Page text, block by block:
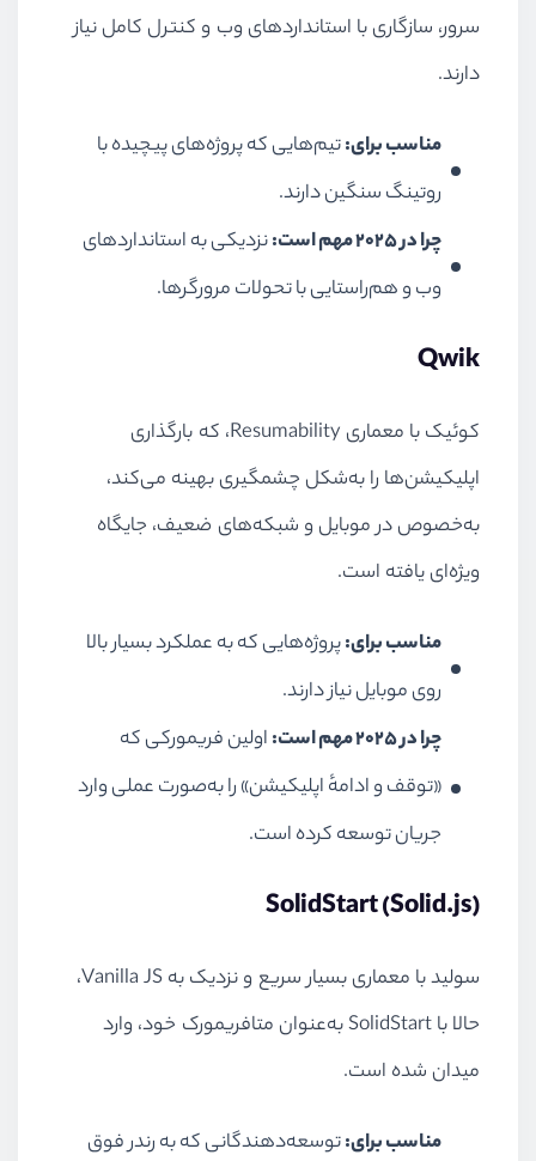
سرور، سازگاری با استانداردهای وب و کنترل کامل نیاز
دارند.
مناسب برای:تیم‌هایی که پروژه‌های پیچیده با
روتینگ سنگین دارند.
چرا در ۲۰۲۵ مهم است:
نزدیکی به استانداردهای
وب و هم‌راستایی با تحولات مرورگرها.
Qwik
کوئیک با معماری Resumability، که بارگذاری
اپلیکیشن‌ها را به‌شکل چشمگیری بهینه می‌کند،
به‌خصوص در موبایل و شبکه‌های ضعیف، جایگاه
ویژه‌ای یافته است.
مناسب برای:پروژه‌هایی که به عملکرد بسیار بالا
روی موبایل نیاز دارند.
چرا در ۲۰۲۵ مهم است:
اولین فریمورکی که
«توقف و ادامهٔ اپلیکیشن» را به‌صورت عملی وارد
جریان توسعه کرده است.
SolidStart (Solid.js)
سولید با معماری بسیار سریع و نزدیک به Vanilla JS،
حالا با SolidStart به‌عنوان متافریمورک خود، وارد
میدان شده است.
مناسب برای:توسعه‌دهندگانی که به رندر فوق